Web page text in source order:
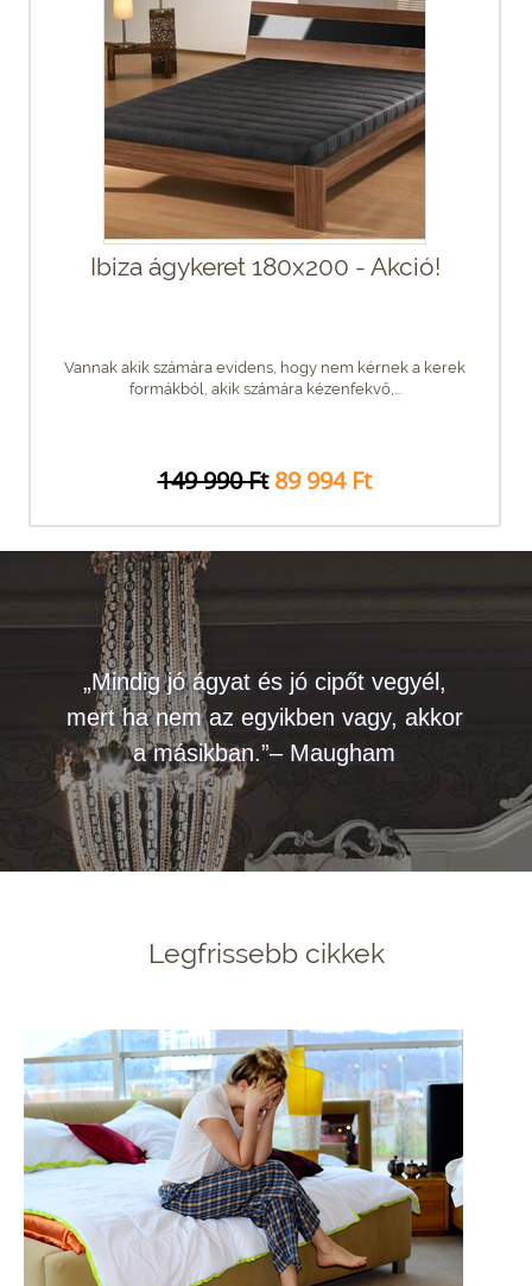
Ibiza ágykeret 180x200 - Akció!
Vannak akik számára evidens, hogy nem kérnek a kerek
formákból, akik számára kézenfekvő,...
149 990 Ft 89 994 Ft
„Mindig jó ágyat és jó cipőt vegyél,
mert ha nem az egyikben vagy, akkor
a másikban.”– Maugham
Legfrissebb cikkek